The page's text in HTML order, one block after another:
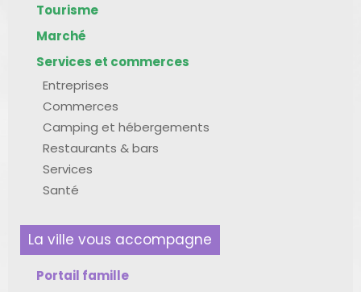
Tourisme
Marché
Services et commerces
Entreprises
Commerces
Camping et hébergements
Restaurants & bars
Services
Santé
La ville vous accompagne
Portail famille